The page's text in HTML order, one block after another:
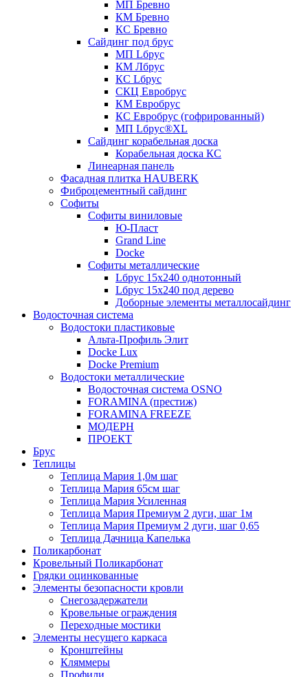
МП Бревно
КМ Бревно
КС Бревно
Сайдинг под брус
МП Lбрус
КМ Лбрус
КС Lбрус
СКЦ Евробрус
КМ Евробрус
КС Евробрус (гофрированный)
МП Lбрус®XL
Сайдинг корабельная доска
Корабельная доска КС
Линеарная панель
Фасадная плитка HAUBERK
Фиброцементный сайдинг
Софиты
Софиты виниловые
Ю-Пласт
Grand Line
Docke
Софиты металлические
Lбрус 15x240 однотонный
Lбрус 15x240 под дерево
Доборные элементы металлосайдинг
Водосточная система
Водостоки пластиковые
Альта-Профиль Элит
Docke Lux
Docke Premium
Водостоки металлические
Водосточная система OSNO
FORAMINA (престиж)
FORAMINA FREEZE
МОДЕРН
ПРОЕКТ
Брус
Теплицы
Теплица Мария 1,0м шаг
Теплица Мария 65см шаг
Теплица Мария Усиленная
Теплица Мария Премиум 2 дуги, шаг 1м
Теплица Мария Премиум 2 дуги, шаг 0,65
Теплица Дачница Капелька
Поликарбонат
Кровельный Поликарбонат
Грядки оцинкованные
Элементы безопасности кровли
Снегозадержатели
Кровельные ограждения
Переходные мостики
Элементы несущего каркаса
Кронштейны
Кляммеры
Профили